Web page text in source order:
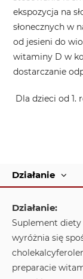
ekspozycja na
słonecznych w
od jesieni do
witaminy D w
dostarczanie
Dla dzieci od 1.
Działanie
Działanie:
Suplement diety
wyróżnia się
preparacie